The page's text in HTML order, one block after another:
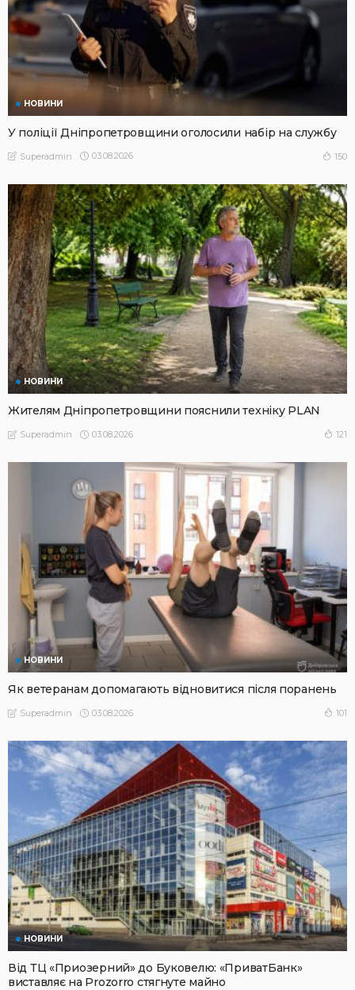
НОВИНИ
У поліції Дніпропетровщини оголосили набір на службу
Superadmin 03.08.2026 150
НОВИНИ
Жителям Дніпропетровщини пояснили техніку PLAN
Superadmin 03.08.2026 121
НОВИНИ
Як ветеранам допомагають відновитися після поранень
Superadmin 03.08.2026 101
НОВИНИ
Від ТЦ «Приозерний» до Буковелю: «ПриватБанк»
виставляє на Prozorro стягнуте майно